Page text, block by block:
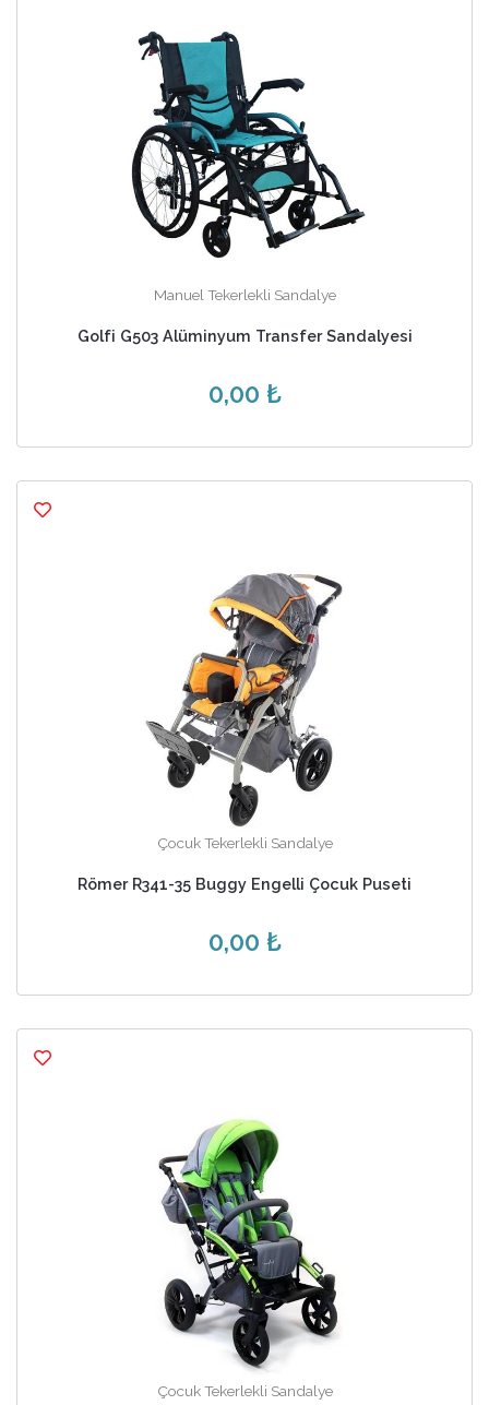
Manuel Tekerlekli Sandalye
Golfi G503 Alüminyum Transfer Sandalyesi
0,00 ₺
Çocuk Tekerlekli Sandalye
Römer R341-35 Buggy Engelli Çocuk Puseti
0,00 ₺
Çocuk Tekerlekli Sandalye